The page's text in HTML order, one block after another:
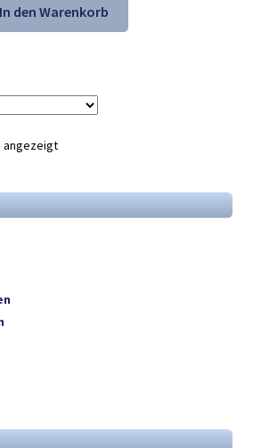
war:
249,99 €
ist:
149,99 €.
In den Warenkorb
angezeigt